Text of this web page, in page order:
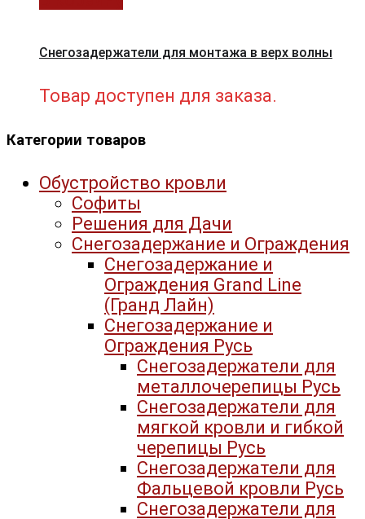
Снегозадержатели для монтажа в верх волны
Товар доступен для заказа.
Категории товаров
Обустройство кровли
Софиты
Решения для Дачи
Снегозадержание и Ограждения
Снегозадержание и
Ограждения Grand Line
(Гранд Лайн)
Снегозадержание и
Ограждения Русь
Снегозадержатели для
металлочерепицы Русь
Снегозадержатели для
мягкой кровли и гибкой
черепицы Русь
Снегозадержатели для
Фальцевой кровли Русь
Снегозадержатели для